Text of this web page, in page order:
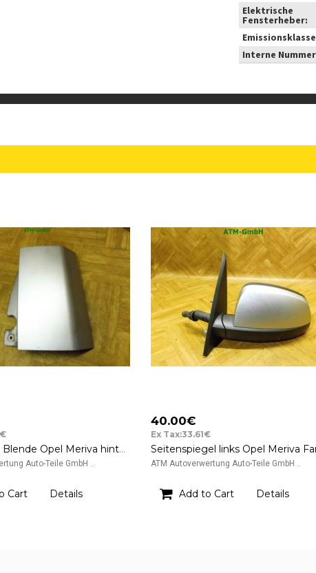
Elektrische
Fensterheber:
Interne
Abdeckung Blende Opel Meriva hinten rechts 13130028 Farbcode Z157 Starsilber III
Auto-Teile GmbH ..
Cart Details
40.00€
Ex Tax:33.61€
ATM Autoverwertung Auto-Teile GmbH ..
Add to Cart Details